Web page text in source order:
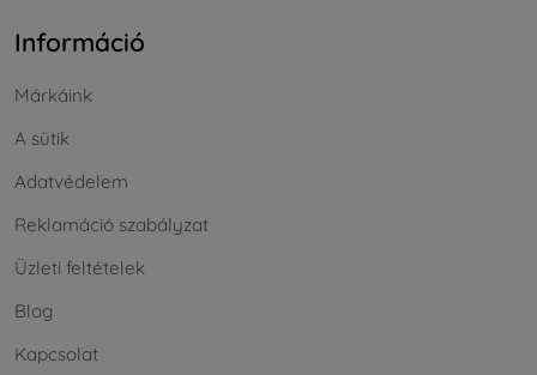
Információ
Márkáink
A sütik
Adatvédelem
Reklamáció szabályzat
Üzleti feltételek
Blog
Kapcsolat